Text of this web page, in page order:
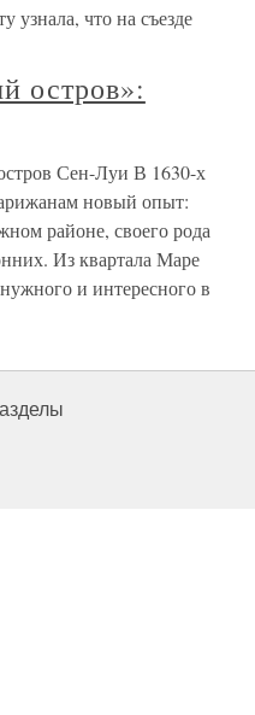
узнала, что на съезде
остров»:
Сен-Луи В 1630-х
новый опыт:
районе, своего рода
Из квартала Маре
и интересного в